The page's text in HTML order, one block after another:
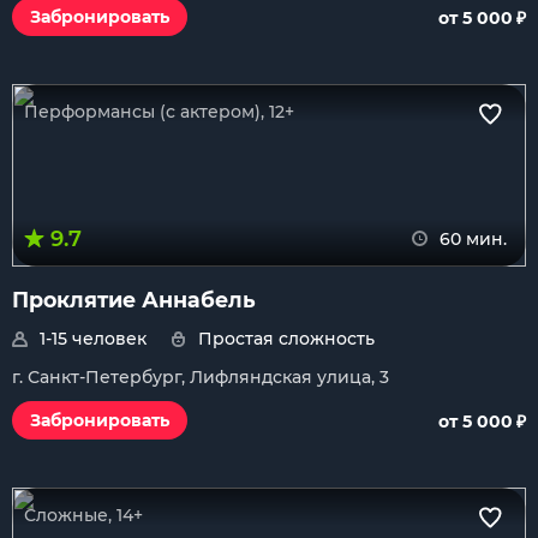
Забронировать
от 5 000 ₽
Перформансы (с актером), 12+
9.7 60 мин.
Проклятие Аннабель
1-15 человек
Простая сложность
г. Санкт-Петербург, Лифляндская улица, 3
Забронировать
от 5 000 ₽
Сложные, 14+